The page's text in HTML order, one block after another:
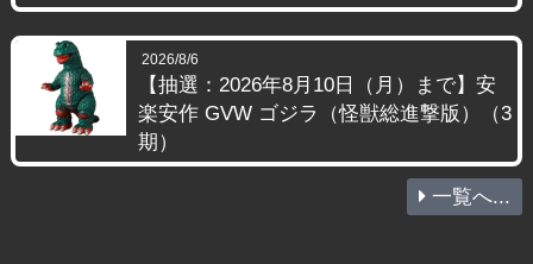
2026/8/6
【抽選：2026年8月10日（月）まで】安
楽安作 GVW ゴジラ（怪獣総進撃版）（3
期）
一覧へ...